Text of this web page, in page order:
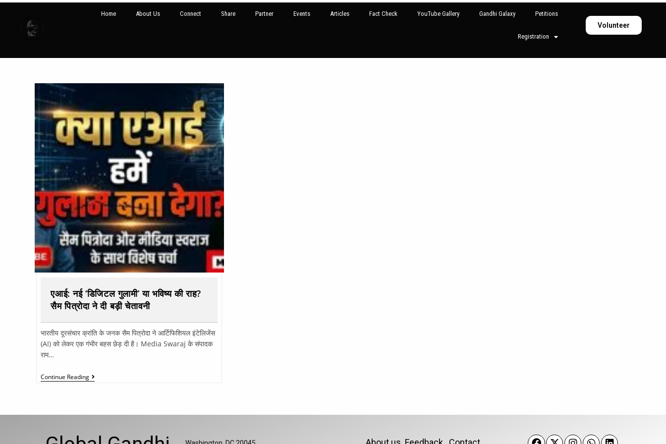
Home About Us Connect Share Partner Events Articles Fact Check YouTube Gallery Gandhi Galaxy Petitions
Registration
Volunteer
एआई: नई ‘डिजिटल गुलामी’ या भविष्य की राह?
सैम पित्रोदा ने दी बड़ी चेतावनी
भारतीय दूरसंचार क्रांति के जनक सैम पित्रोदा ने आर्टिफिशियल इंटेलिजेंस
(AI) को लेकर एक गंभीर बहस छेड़ दी है। Media Swaraj के संपादक
राम…
Continue Reading